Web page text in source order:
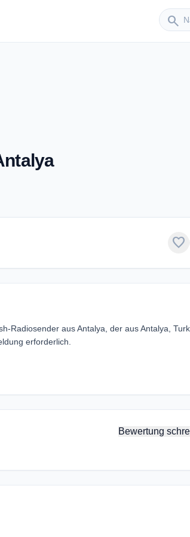
search
Sender
favorite
Radiosender aus Antalya, der aus Antalya,
erforderlich.
Bewertung